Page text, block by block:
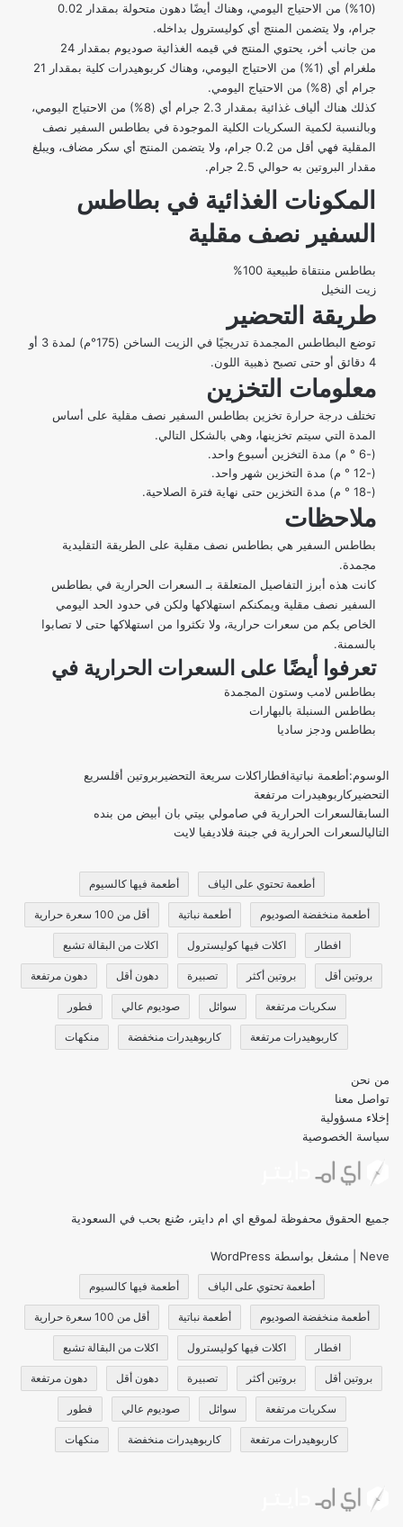
(10%) من الاحتياج اليومي، وهناك أيضًا دهون متحولة بمقدار 0.02
جرام، ولا يتضمن المنتج أي كوليسترول بداخله.
من جانب أخر، يحتوي المنتج في قيمه الغذائية صوديوم بمقدار 24
ملغرام أي (1%) من الاحتياج اليومي، وهناك كربوهيدرات كلية بمقدار 21
جرام أي (8%) من الاحتياج اليومي.
كذلك هناك ألياف غذائية بمقدار 2.3 جرام أي (8%) من الاحتياج اليومي،
وبالنسبة لكمية السكريات الكلية الموجودة في بطاطس السفير نصف
المقلية فهي أقل من 0.2 جرام، ولا يتضمن المنتج أي سكر مضاف، ويبلغ
مقدار البروتين به حوالي 2.5 جرام.
المكونات الغذائية في بطاطس
السفير نصف مقلية
بطاطس منتقاة طبيعية 100%
زيت النخيل
طريقة التحضير
توضع البطاطس المجمدة تدريجيًا في الزيت الساخن (175°م) لمدة 3 أو
4 دقائق أو حتى تصبح ذهبية اللون.
معلومات التخزين
تختلف درجة حرارة تخزين بطاطس السفير نصف مقلية على أساس
المدة التي سيتم تخزينها، وهي بالشكل التالي.
(-6 ° م) مدة التخزين أسبوع واحد.
(-12 ° م) مدة التخزين شهر واحد.
(-18 ° م) مدة التخزين حتى نهاية فترة الصلاحية.
ملاحظات
بطاطس السفير هي بطاطس نصف مقلية على الطريقة التقليدية
مجمدة.
كانت هذه أبرز التفاصيل المتعلقة بـ السعرات الحرارية في بطاطس
السفير نصف مقلية ويمكنكم استهلاكها ولكن في حدود الحد اليومي
الخاص بكم من سعرات حرارية، ولا تكثروا من استهلاكها حتى لا تصابوا
بالسمنة.
تعرفوا أيضًا على السعرات الحرارية في
بطاطس لامب وستون المجمدة
بطاطس السنبلة بالبهارات
بطاطس ودجز ساديا
الوسوم:أطعمة نباتيةافطار اكلات سريعة التحضير بروتين أقلسريع
التحضيركاربوهيدرات مرتفعة
السابقالسعرات الحرارية في صامولي بيتي بان أبيض من بنده
التاليالسعرات الحرارية في جبنة فلاديفيا لايت
أطعمة تحتوي على الياف أطعمة فيها كالسيوم
أطعمة منخفضة الصوديوم أطعمة نباتية أقل من 100 سعرة حرارية
افطار اكلات فيها كوليسترول اكلات من البقالة تشبع
بروتين أقل بروتين أكثر تصبيرة دهون أقل دهون مرتفعة
سكريات مرتفعة سوائل صوديوم عالي فطور
كاربوهيدرات مرتفعة كاربوهيدرات منخفضة منكهات
من نحن
تواصل معنا
إخلاء مسؤولية
سياسة الخصوصية
جميع الحقوق محفوظة لموقع اي ام دايتر، صُنع بحب في السعودية
Neve | مشغل بواسطة WordPress
أطعمة تحتوي على الياف أطعمة فيها كالسيوم
أطعمة منخفضة الصوديوم أطعمة نباتية أقل من 100 سعرة حرارية
افطار اكلات فيها كوليسترول اكلات من البقالة تشبع
بروتين أقل بروتين أكثر تصبيرة دهون أقل دهون مرتفعة
سكريات مرتفعة سوائل صوديوم عالي فطور
كاربوهيدرات مرتفعة كاربوهيدرات منخفضة منكهات